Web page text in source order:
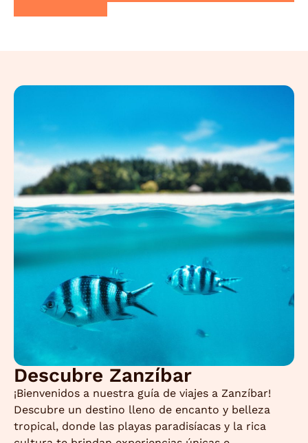
Descubre Zanzíbar
¡Bienvenidos a nuestra guía de viajes a Zanzíbar!
Descubre un destino lleno de encanto y belleza
tropical, donde las playas paradisíacas y la rica